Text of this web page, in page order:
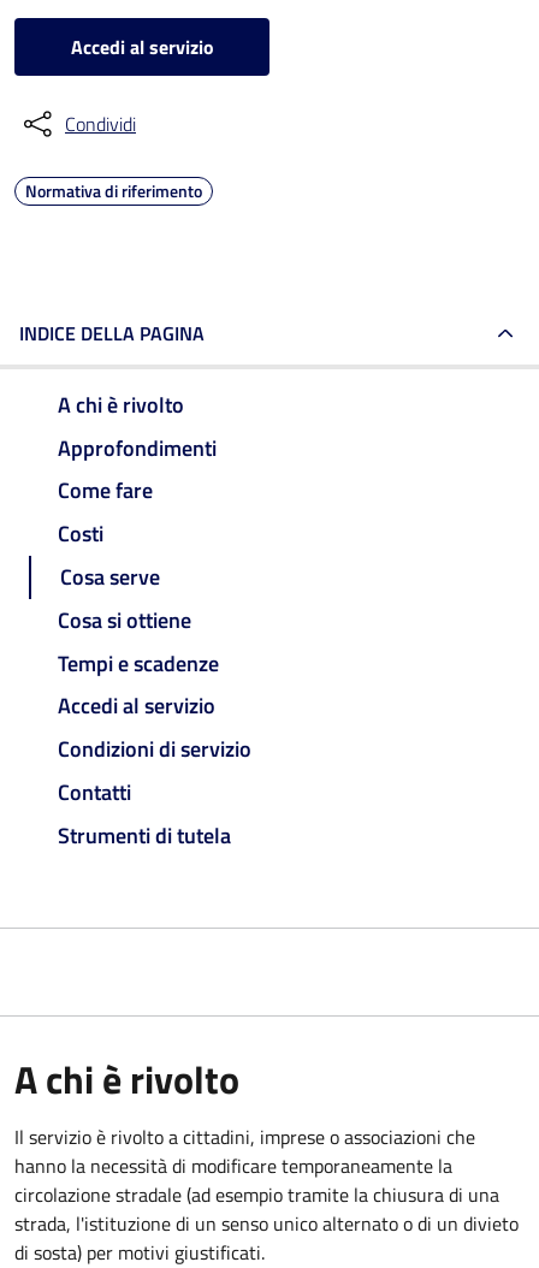
Accedi al servizio
Condividi
Normativa di riferimento
INDICE DELLA PAGINA
A chi è rivolto
Approfondimenti
Come fare
Costi
Cosa serve
Cosa si ottiene
Tempi e scadenze
Accedi al servizio
Condizioni di servizio
Contatti
Strumenti di tutela
A chi è rivolto
Il servizio è rivolto a cittadini, imprese o associazioni che
hanno la necessità di modificare temporaneamente la
circolazione stradale (ad esempio tramite la chiusura di una
strada, l'istituzione di un senso unico alternato o di un divieto
di sosta) per motivi giustificati.